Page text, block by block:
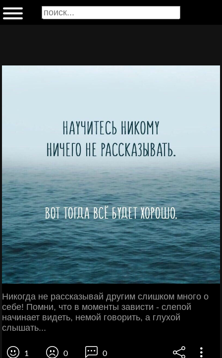
Никогда не рассказывай другим слишком много о
себе! Помни, что в моменты зависти - слепой
начинает видеть, немой говорить, а глухой
слышать...
1 0 0